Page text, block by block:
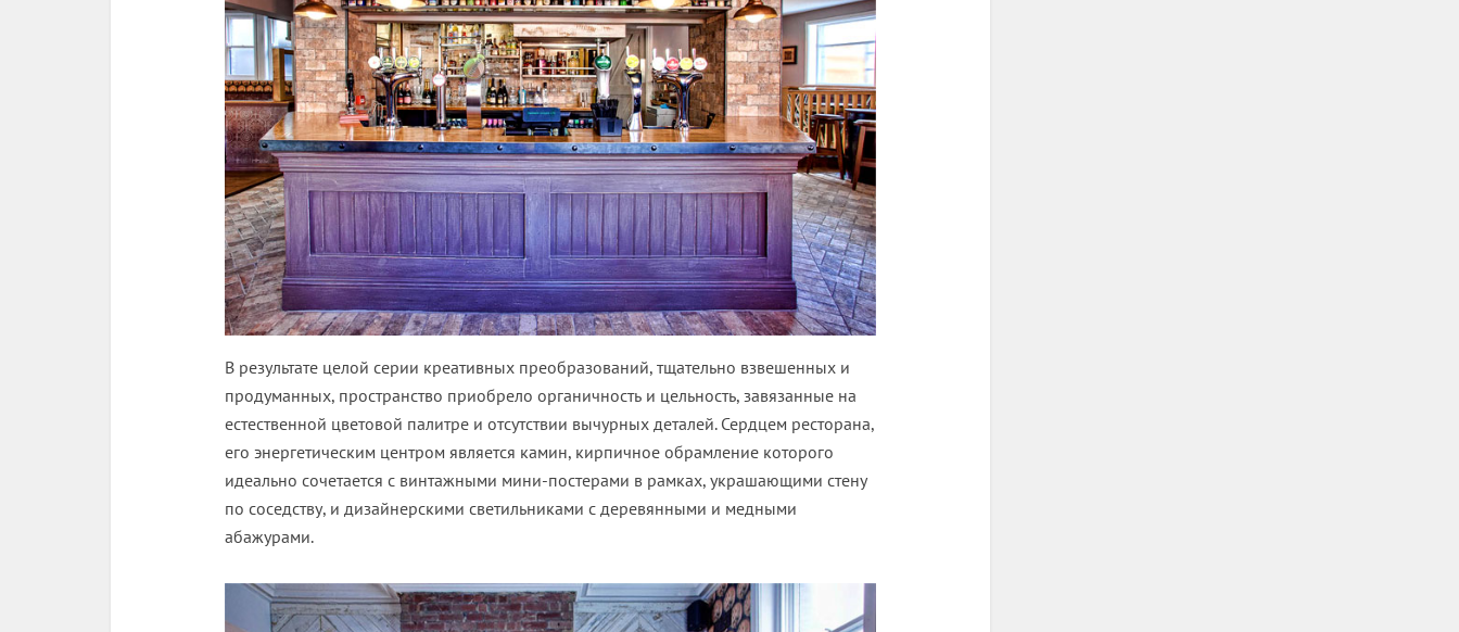
В результате целой серии креативных преобразований, тщательно взвешенных и
продуманных, пространство приобрело органичность и цельность, завязанные на
естественной цветовой палитре и отсутствии вычурных деталей. Сердцем ресторана,
его энергетическим центром является камин, кирпичное обрамление которого
идеально сочетается с винтажными мини-постерами в рамках, украшающими стену
по соседству, и дизайнерскими светильниками с деревянными и медными
абажурами.